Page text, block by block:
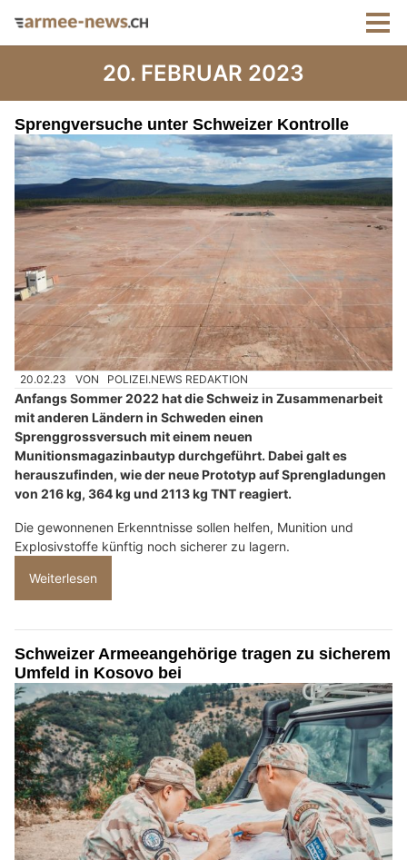
20. FEBRUAR 2023
Sprengversuche unter Schweizer Kontrolle
20.02.23 VON POLIZEI.NEWS REDAKTION
Anfangs Sommer 2022 hat die Schweiz in Zusammenarbeit
mit anderen Ländern in Schweden einen
Sprenggrossversuch mit einem neuen
Munitionsmagazinbautyp durchgeführt. Dabei galt es
herauszufinden, wie der neue Prototyp auf Sprengladungen
von 216 kg, 364 kg und 2113 kg TNT reagiert.
Die gewonnenen Erkenntnisse sollen helfen, Munition und
Explosivstoffe künftig noch sicherer zu lagern.
Weiterlesen
Schweizer Armeeangehörige tragen zu sicherem
Umfeld in Kosovo bei